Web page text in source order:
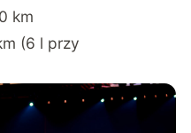
km
(6 l przy